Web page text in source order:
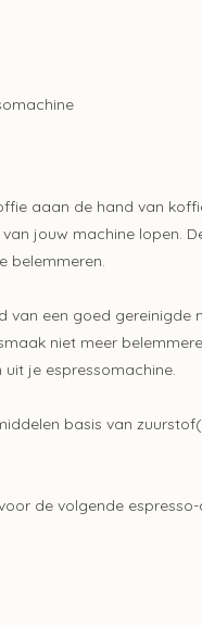
aaan de hand van
jouw machine lopen.
belemmeren.
van een goed gereinigde
niet meer
je espressomachine.
basis van
de volgende